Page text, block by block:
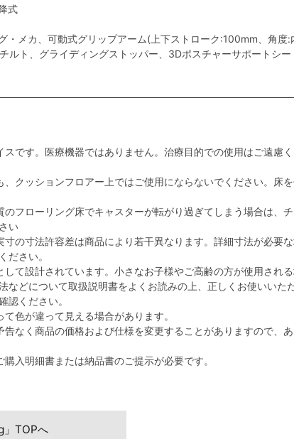
式
・メカ、可動式グリップアーム(上下ストローク:100mm、角度:
ルト、グライディングストッパー、3Dポスチャーサポートシー
です。医療機器ではありません。治療目的での使用はご遠慮く
クッションフロアー上ではご使用にならないでください。床
フローリング床でキャスターが転がり過ぎてしまう場合は、
い
の寸法許容差は商品により若干異なります。詳細寸法が必要
ださい。
て設計されています。小さなお子様やご高齢の方が使用され
などについて取扱説明書をよくお読みの上、正しくお使いいた
認ください。
色が違って見える場合があります。
なく商品の価格および仕様を変更することがありますので、
入明細書または納品書のご提示が必要です。
」TOPへ